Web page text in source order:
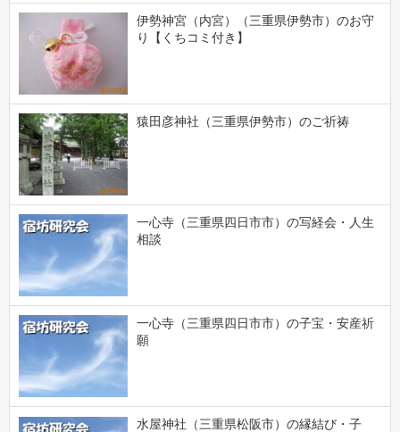
伊勢神宮（内宮）（三重県伊勢市）のお守
り【くちコミ付き】
猿田彦神社（三重県伊勢市）のご祈祷
一心寺（三重県四日市市）の写経会・人生
相談
一心寺（三重県四日市市）の子宝・安産祈
願
水屋神社（三重県松阪市）の縁結び・子